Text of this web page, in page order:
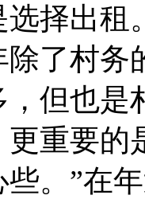
择出租
了村务
但也是
重要的
。”在